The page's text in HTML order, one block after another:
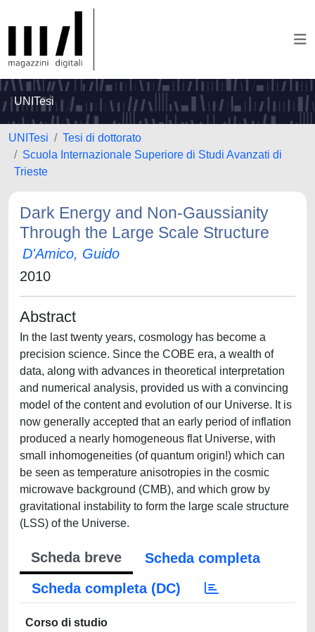
UNITesi
UNITesi
Tesi di dottorato
Scuola Internazionale Superiore di Studi Avanzati di
Trieste
Dark Energy and Non-Gaussianity
Through the Large Scale Structure
D'Amico, Guido
2010
Abstract
In the last twenty years, cosmology has become a
precision science. Since the COBE era, a wealth of
data, along with advances in theoretical interpretation
and numerical analysis, provided us with a convincing
model of the content and evolution of our Universe. It is
now generally accepted that an early period of inflation
produced a nearly homogeneous flat Universe, with
small inhomogeneities (of quantum origin!) which can
be seen as temperature anisotropies in the cosmic
microwave background (CMB), and which grow by
gravitational instability to form the large scale structure
(LSS) of the Universe.
Scheda breve
Scheda completa
Scheda completa (DC)
Corso di studio